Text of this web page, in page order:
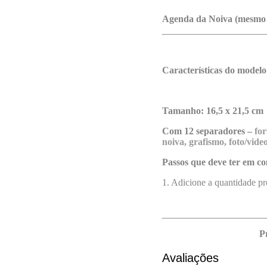
Agenda da Noiva (m
Características do
Tamanho: 16,5 x 21,5 cm
Com 12 separadores –
noiva, grafismo, foto/
Passos que deve ter em
1. Adicione a quantidade
Avaliações